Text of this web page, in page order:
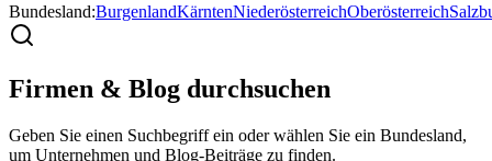
Bundesland:BurgenlandKärntenNiederösterreichOberösterreich
Firmen & Blog durchsuchen
Geben Sie einen Suchbegriff ein oder wählen Sie ein Bundesland,
um Unternehmen und Blog-Beiträge zu finden.